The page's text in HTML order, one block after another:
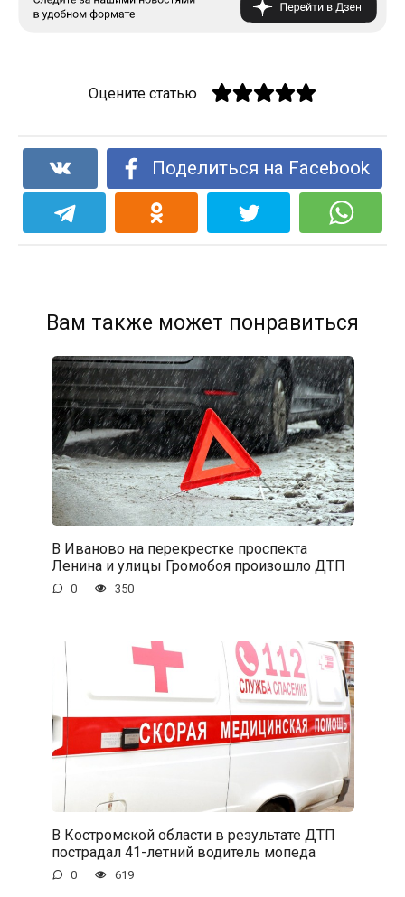
Оцените статью
Поделиться на Facebook
Вам также может понравиться
В Иваново на перекрестке проспекта
Ленина и улицы Громобоя произошло ДТП
0 350
В Костромской области в результате ДТП
пострадал 41-летний водитель мопеда
0 619